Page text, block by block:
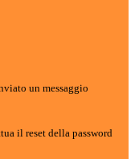
un messaggio
il reset della password